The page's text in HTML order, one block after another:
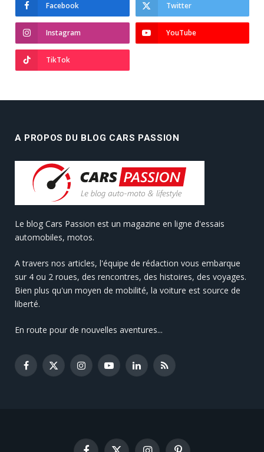
Facebook Twitter
Instagram YouTube
TikTok
A PROPOS DU BLOG CARS PASSION
Le blog Cars Passion est un magazine en ligne d'essais
automobiles, motos.
A travers nos articles, l'équipe de rédaction vous embarque
sur 4 ou 2 roues, des rencontres, des histoires, des voyages.
Bien plus qu'un moyen de mobilité, la voiture est source de
liberté.
En route pour de nouvelles aventures...
Facebook
X
InstagramYouTubeLinkedInRSS